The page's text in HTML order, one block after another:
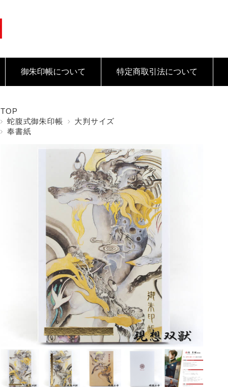
御朱印帳について 特定商取引法について
TOP
蛇腹式御朱印帳
大判サイズ
奉書紙